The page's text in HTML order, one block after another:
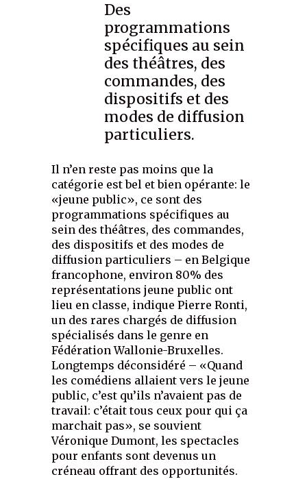
Des
programmations
spécifiques au sein
des théâtres, des
commandes, des
dispositifs et des
modes de diffusion
particuliers.
Il n’en reste pas moins que la
catégorie est bel et bien opérante: le
«jeune public», ce sont des
programmations spécifiques au
sein des théâtres, des commandes,
des dispositifs et des modes de
diffusion particuliers – en Belgique
francophone, environ 80% des
représentations jeune public ont
lieu en classe, indique Pierre Ronti,
un des rares chargés de diffusion
spécialisés dans le genre en
Fédération Wallonie-Bruxelles.
Longtemps déconsidéré – «Quand
les comédiens allaient vers le jeune
public, c’est qu’ils n’avaient pas de
travail: c’était tous ceux pour qui ça
marchait pas», se souvient
Véronique Dumont, les spectacles
pour enfants sont devenus un
créneau offrant des opportunités.